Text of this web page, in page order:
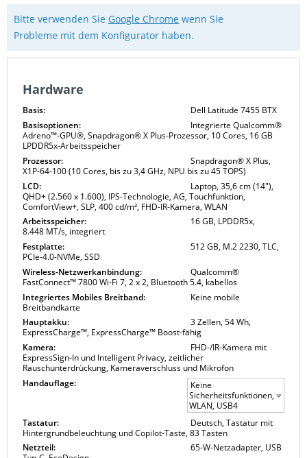
Bitte verwenden Sie Google Chrome wenn Sie
Probleme mit dem Konfigurator haben.
Hardware
Basis:
Dell Latitude 7455 BTX
Basisoptionen:
Integrierte Qualcomm®
Adreno™-GPU®, Snapdragon® X Plus-Prozessor, 10 Cores, 16 GB
LPDDR5x-Arbeitsspeicher
Prozessor:
Snapdragon® X Plus,
X1P-64-100 (10 Cores, bis zu 3,4 GHz, NPU bis zu 45 TOPS)
LCD:
Laptop, 35,6 cm (14"),
QHD+ (2.560 x 1.600), IPS-Technologie, AG, Touchfunktion,
ComfortView+, SLP, 400 cd/m², FHD-IR-Kamera, WLAN
Arbeitsspeicher:
16 GB, LPDDR5x,
8.448 MT/s, integriert
Festplatte:
512 GB, M.2 2230, TLC,
PCIe-4.0-NVMe, SSD
Wireless-Netzwerkanbindung:
Qualcomm®
FastConnect™ 7800 Wi-Fi 7, 2 x 2, Bluetooth 5.4, kabellos
Integriertes Mobiles Breitband:
Keine mobile
Breitbandkarte
Hauptakku:
3 Zellen, 54 Wh,
ExpressCharge™, ExpressCharge™ Boost-fähig
Kamera:
FHD-/IR-Kamera mit
ExpressSign-In und Intelligent Privacy, zeitlicher
Rauschunterdrückung, Kameraverschluss und Mikrofon
Handauflage:
Keine
Sicherheitsfunktionen,
WLAN, USB4
Tastatur:
Deutsch, Tastatur mit
Hintergrundbeleuchtung und Copilot-Taste, 83 Tasten
Netzteil:
65-W-Netzadapter, USB